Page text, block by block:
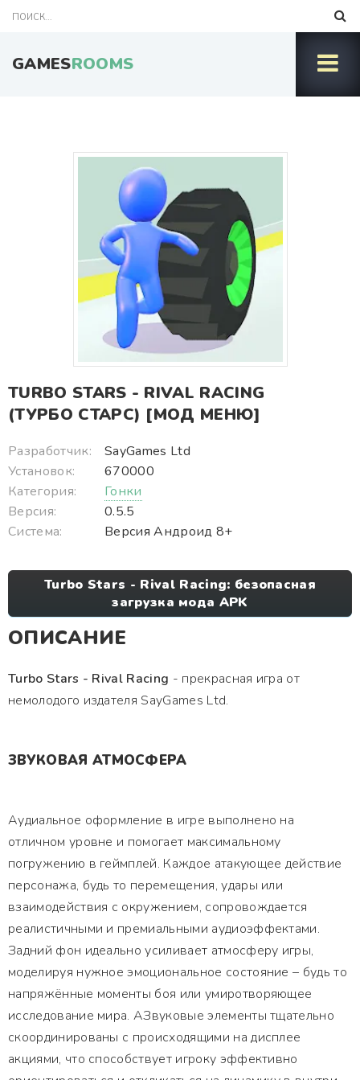
GAMESROOMS
TURBO STARS - RIVAL RACING
(ТУРБО СТАРС) [МОД МЕНЮ]
Разработчик:
SayGames Ltd
Установок:
670000
Категория:
Гонки
Версия:
0.5.5
Система:
Версия Андроид 8+
Turbo Stars - Rival Racing: безопасная
загрузка мода APK
ОПИСАНИЕ
Turbo Stars - Rival Racing - прекрасная игра от
немолодого издателя SayGames Ltd.
ЗВУКОВАЯ АТМОСФЕРА
Аудиальное оформление в игре выполнено на
отличном уровне и помогает максимальному
погружению в геймплей. Каждое атакующее действие
персонажа, будь то перемещения, удары или
взаимодействия с окружением, сопровождается
реалистичными и премиальными аудиоэффектами.
Задний фон идеально усиливает атмосферу игры,
моделируя нужное эмоциональное состояние – будь то
напряжённые моменты боя или умиротворяющее
исследование мира. АЗвуковые элементы тщательно
скоординированы с происходящими на дисплее
акциями, что способствует игроку эффективно